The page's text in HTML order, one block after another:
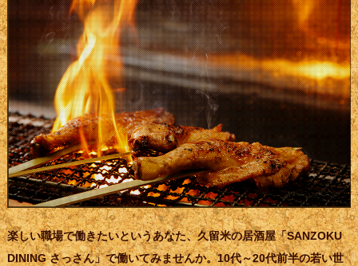
楽しい職場で働きたいというあなた、久留米の居酒屋「SANZOKU
DINING さっさん」で働いてみませんか。10代～20代前半の若い世